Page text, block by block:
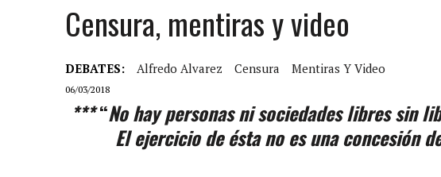
Censura, mentiras y video
DEBATES: Alfredo Alvarez Censura Mentiras Y Video
06/03/2018
***“No hay personas ni sociedades libres sin
El ejercicio de ésta no es una concesión